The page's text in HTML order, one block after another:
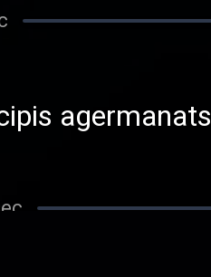
agermanats